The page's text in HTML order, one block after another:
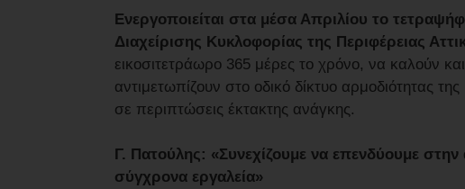
Ενεργοποιείται στα μέσα Απριλίου το
Διαχείρισης Κυκλοφορίας της Περιφέρειας
εικοσιτετράωρο 365 μέρες το χρόνο, να καλούν
αντιμετωπίζουν στο οδικό δίκτυο αρμοδιότητας
σε περιπτώσεις έκτακτης ανάγκης.
Γ. Πατούλης: «Συνεχίζουμε να επενδύουμε
σύγχρονα εργαλεία»